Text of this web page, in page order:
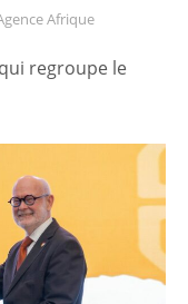
Afrique
qui regroupe le